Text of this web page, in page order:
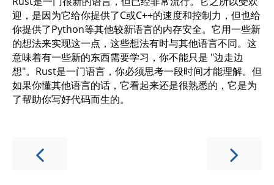
迎，是因为它给你提供了C或C++的速度和控制力，但也给
你提供了Python等其他较新语言的内存安全。它用一些新
的想法来实现这一点，这些想法有时与其他语言不同。这
意味着有一些新的东西需要学习，你不能只是 "边走边
想"。Rust是一门语言，你必须思考一段时间才能理解。但
如果你懂其他语言的话，它看起来还是很熟悉的，它是为
了帮助你写好代码而生的。